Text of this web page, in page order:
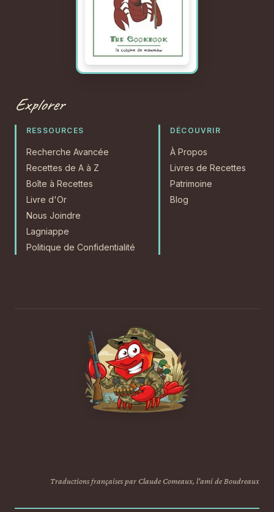
Explorer
RESSOURCES
Recherche Avancée
Recettes de A à Z
Boîte à Recettes
Livre d'Or
Nous Joindre
Lagniappe
Politique de Confidentialité
DÉCOUVRIR
À Propos
Livres de Recettes
Patrimoine
Blog
Traductions françaises par Claude Comeaux, l'ami de Boudreaux